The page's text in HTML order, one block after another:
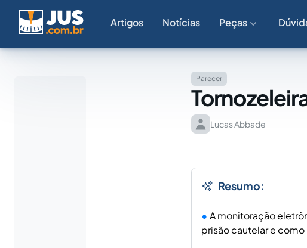
Artigos Notícias Peças
Parecer
Lucas Abbade
Resumo:
A monitoração
prisão cautelar e